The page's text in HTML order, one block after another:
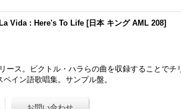
Vida : Here's To Life [日本 キング AML 208]
ース。ビクトル・ハラらの曲を収録することでチ
イン語歌唱集。サンプル盤。